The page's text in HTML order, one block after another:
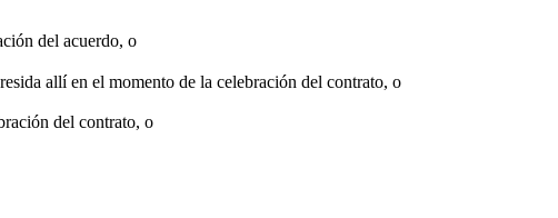
del acuerdo, o
allí en el momento de la celebración del contrato, o
del contrato, o